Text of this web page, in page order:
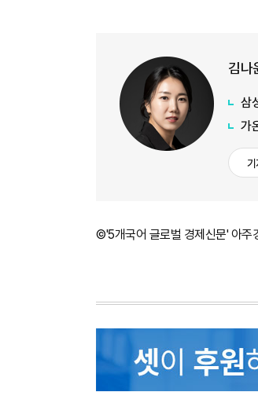
김나
삼
가
기
©'5개국어 글로벌 경제신문' 아주